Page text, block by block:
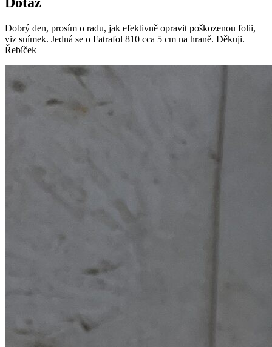
Dobrý den, prosím o radu, jak efektivně opravit poškozenou folii,
viz snímek. Jedná se o Fatrafol 810 cca 5 cm na hraně. Děkuji.
Řebíček